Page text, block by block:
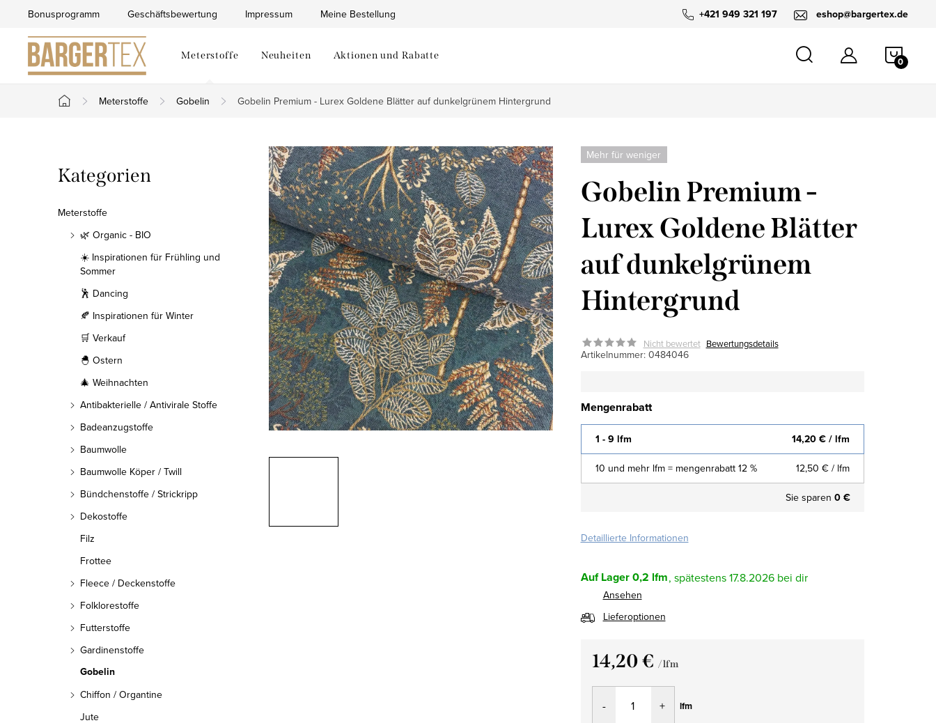
springen
+421 949 321 197 eshop@bargertex.de
Bonusprogramm Geschäftsbewertung Impressum Meine Bestellung
Meterstoffe Neuheiten Aktionen und Rabatte
Startseite
Meterstoffe Gobelin Gobelin Premium - Lurex Goldene Blätter auf dunkelgrünem Hintergrund
e
i
Kategorien
überspringen
Kategorien
Meterstoffe
🌿 Organic - BIO
☀️ Inspirationen für Frühling und
Sommer
🕺 Dancing
🍂 Inspirationen für Winter
🛒 Verkauf
🐣 Ostern
🎄 Weihnachten
Antibakterielle / Antivirale Stoffe
Badeanzugstoffe
Baumwolle
Baumwolle Köper / Twill
Bündchenstoffe / Strickripp
Dekostoffe
Filz
Frottee
Fleece / Deckenstoffe
Folklorestoffe
Futterstoffe
Gardinenstoffe
Gobelin
Chiffon / Organtine
Jute
Mehr für weniger
Gobelin Premium -
Lurex Goldene Blätter
auf dunkelgrünem
Hintergrund
Nicht bewertet Bewertungsdetails
Artikelnummer: 0484046
Mengenrabatt
1 - 9 lfm 14,20 €/ lfm
10 und mehr lfm = mengenrabatt 12 % 12,50 € / lfm
Sie sparen 0 €
Detaillierte Informationen
Auf Lager0,2 lfm 17.8.2026
Ansehen
Lieferoptionen
14,20 € / lfm
Verkaufspreis:
lfm